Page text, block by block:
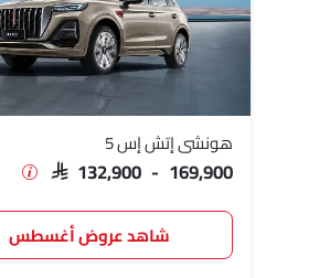
هونشي HS3
هونشي أوسادو
هونشي إتش إس 5
SAR 132,900 - 169,900
شاهد عروض أغسطس